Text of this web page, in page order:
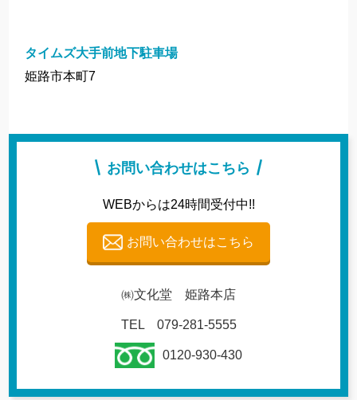
タイムズ大手前地下駐車場
姫路市本町7
お問い合わせはこちら
WEBからは24時間受付中!!
お問い合わせはこちら
㈱文化堂 姫路本店
TEL 079-281-5555
0120-930-430